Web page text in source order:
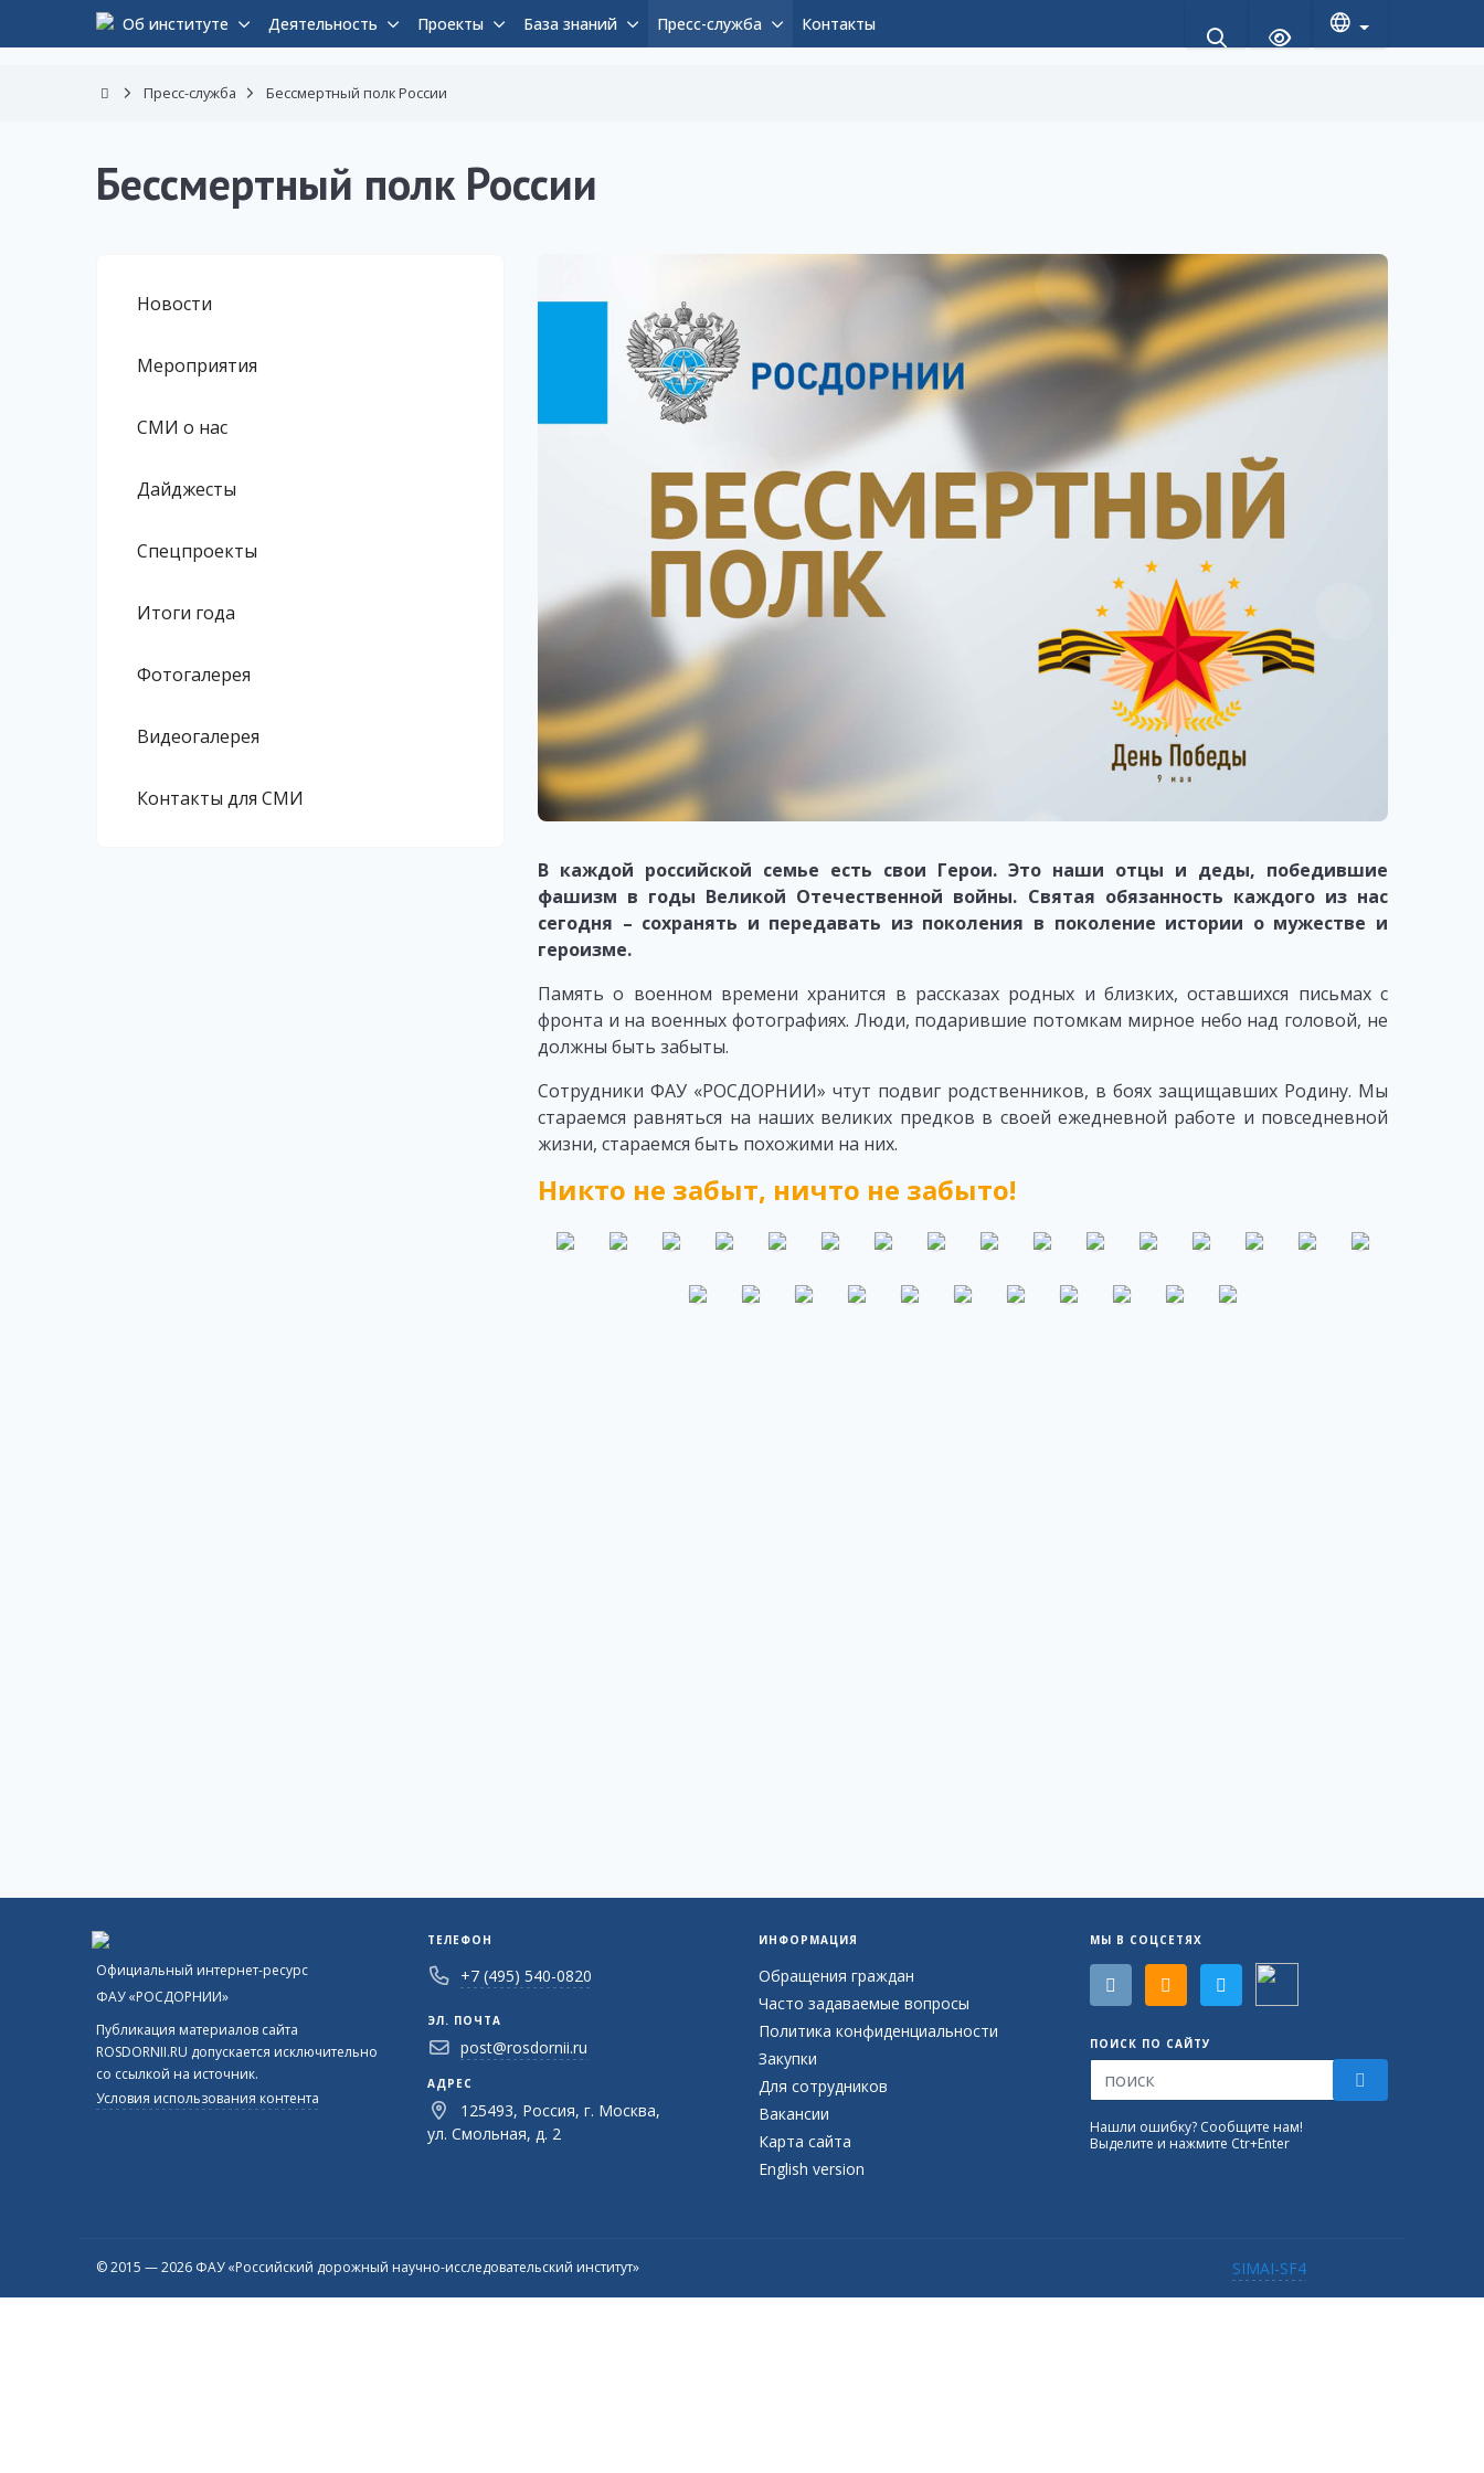
Об институте Деятельность Проекты База знаний Пресс-служба Контакты
Пресс-служба Бессмертный полк России
Бессмертный полк России
Новости
Мероприятия
СМИ о нас
Дайджесты
Спецпроекты
Итоги года
Фотогалерея
Видеогалерея
Контакты для СМИ
В каждой российской семье есть свои Герои. Это наши отцы и деды, победившие
фашизм в годы Великой Отечественной войны. Святая обязанность каждого из нас
сегодня – сохранять и передавать из поколения в поколение истории о мужестве и
героизме.
Память о военном времени хранится в рассказах родных и близких, оставшихся письмах с
фронта и на военных фотографиях. Люди, подарившие потомкам мирное небо над головой, не
должны быть забыты.
Сотрудники ФАУ «РОСДОРНИИ» чтут подвиг родственников, в боях защищавших Родину. Мы
стараемся равняться на наших великих предков в своей ежедневной работе и повседневной
жизни, стараемся быть похожими на них.
Никто не забыт, ничто не забыто!
Официальный интернет-ресурс
ФАУ «РОСДОРНИИ»
Публикация материалов сайта
ROSDORNII.RU допускается исключительно
со ссылкой на источник.
Условия использования контента
ТЕЛЕФОН
+7 (495) 540-0820
ЭЛ. ПОЧТА
post@rosdornii.ru
АДРЕС
125493, Россия, г. Москва,
ул. Смольная, д. 2
ИНФОРМАЦИЯ
Обращения граждан
Часто задаваемые вопросы
Политика конфиденциальности
Закупки
Для сотрудников
Вакансии
Карта сайта
English version
МЫ В СОЦСЕТЯХ
ПОИСК ПО САЙТУ
Нашли ошибку? Сообщите нам!
Выделите и нажмите Ctr+Enter
© 2015 — 2026 ФАУ «Российский дорожный научно-исследовательский институт» SIMAI-SF4